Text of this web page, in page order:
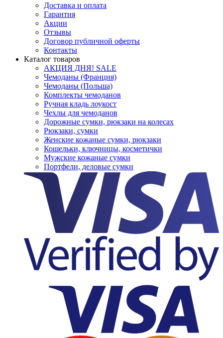
Доставка и оплата
Гарантия
Акции
Отзывы
Договор публичной оферты
Контакты
Каталог товаров
АКЦИЯ ДНЯ! SALE
Чемоданы (Франция)
Чемоданы (Польша)
Комплекты чемоданов
Ручная кладь лоукост
Чехлы для чемоданов
Дорожные сумки, рюкзаки на колесах
Рюкзаки, сумки
Женские кожаные сумки, рюкзаки
Кошельки, ключницы, косметички
Мужские кожаные сумки
Портфели, деловые сумки